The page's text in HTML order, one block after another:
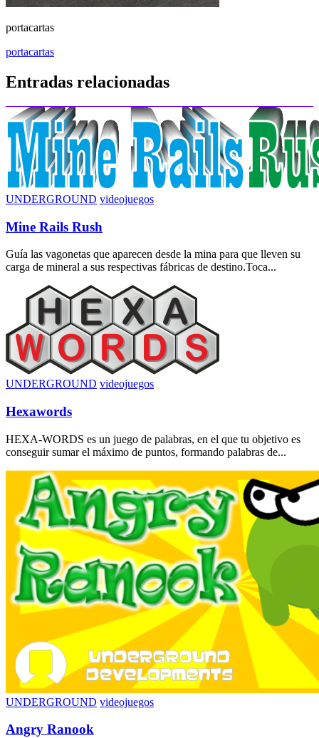
portacartas
Navegación
de
entradas
portacartas
Entradas relacionadas
UNDERGROUND videojuegos
Mine Rails Rush
Guía las vagonetas que aparecen desde la mina para que lleven su
carga de mineral a sus respectivas fábricas de destino.Toca...
UNDERGROUND videojuegos
Hexawords
HEXA-WORDS es un juego de palabras, en el que tu objetivo es
conseguir sumar el máximo de puntos, formando palabras de...
UNDERGROUND videojuegos
Angry Ranook